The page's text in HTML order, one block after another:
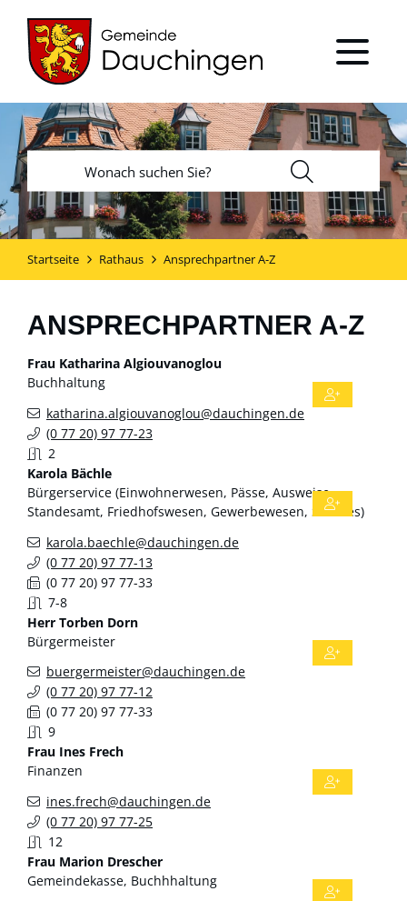
Startseite Rathaus Ansprechpartner A-Z
ANSPRECHPARTNER A-Z
Frau Katharina Algiouvanoglou
Buchhaltung
katharina.algiouvanoglou@dauchingen.de
(0 77 20) 97 77-23
2
Karola Bächle
Bürgerservice (Einwohnerwesen, Pässe, Ausweise,
Standesamt, Friedhofswesen, Gewerbewesen, Soziales)
karola.baechle@dauchingen.de
(0 77 20) 97 77-13
(0 77 20) 97 77-33
7-8
Herr Torben Dorn
Bürgermeister
buergermeister@dauchingen.de
(0 77 20) 97 77-12
(0 77 20) 97 77-33
9
Frau Ines Frech
Finanzen
ines.frech@dauchingen.de
(0 77 20) 97 77-25
12
Frau Marion Drescher
Gemeindekasse, Buchhhaltung